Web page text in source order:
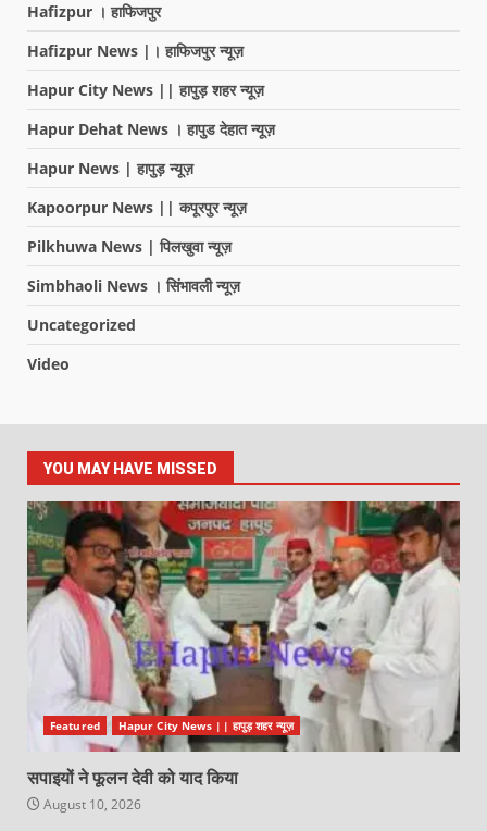
Hafizpur । हाफिजपुर
Hafizpur News |। हाफिजपुर न्यूज़
Hapur City News || हापुड़ शहर न्यूज़
Hapur Dehat News । हापुड देहात न्यूज़
Hapur News | हापुड़ न्यूज़
Kapoorpur News || कपूरपुर न्यूज़
Pilkhuwa News | पिलखुवा न्यूज़
Simbhaoli News । सिंभावली न्यूज़
Uncategorized
Video
YOU MAY HAVE MISSED
Featured Hapur City News || हापुड़ शहर न्यूज़
सपाइयों ने फूलन देवी को याद किया
August 10, 2026